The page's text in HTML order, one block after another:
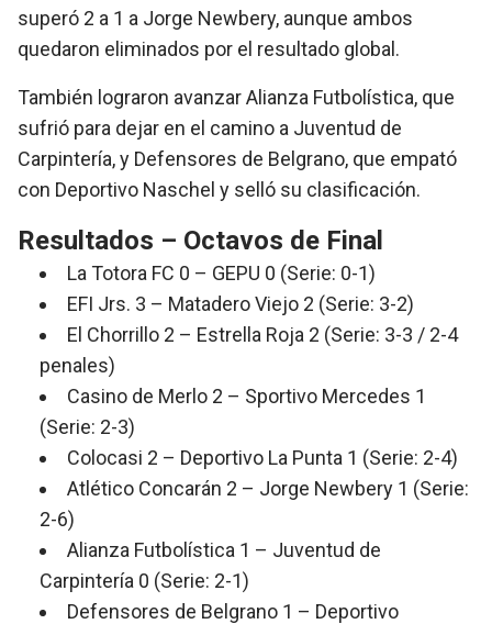
superó 2 a 1 a Jorge Newbery, aunque ambos
quedaron eliminados por el resultado global.
También lograron avanzarAlianza Futbolística, que
sufrió para dejar en el camino a Juventud de
Carpintería, y Defensores de Belgrano, que empató
con Deportivo Naschel y selló su clasificación.
Resultados – Octavos de Final
La Totora FC 0 – GEPU 0 (Serie: 0-1)
EFI Jrs. 3 – Matadero Viejo 2 (Serie: 3-2)
El Chorrillo 2 – Estrella Roja 2 (Serie: 3-3 / 2-4
penales)
Casino de Merlo 2 – Sportivo Mercedes 1
(Serie: 2-3)
Colocasi 2 – Deportivo La Punta 1 (Serie: 2-4)
Atlético Concarán 2 – Jorge Newbery 1 (Serie:
2-6)
Alianza Futbolística 1 – Juventud de
Carpintería 0 (Serie: 2-1)
Defensores de Belgrano 1 – Deportivo